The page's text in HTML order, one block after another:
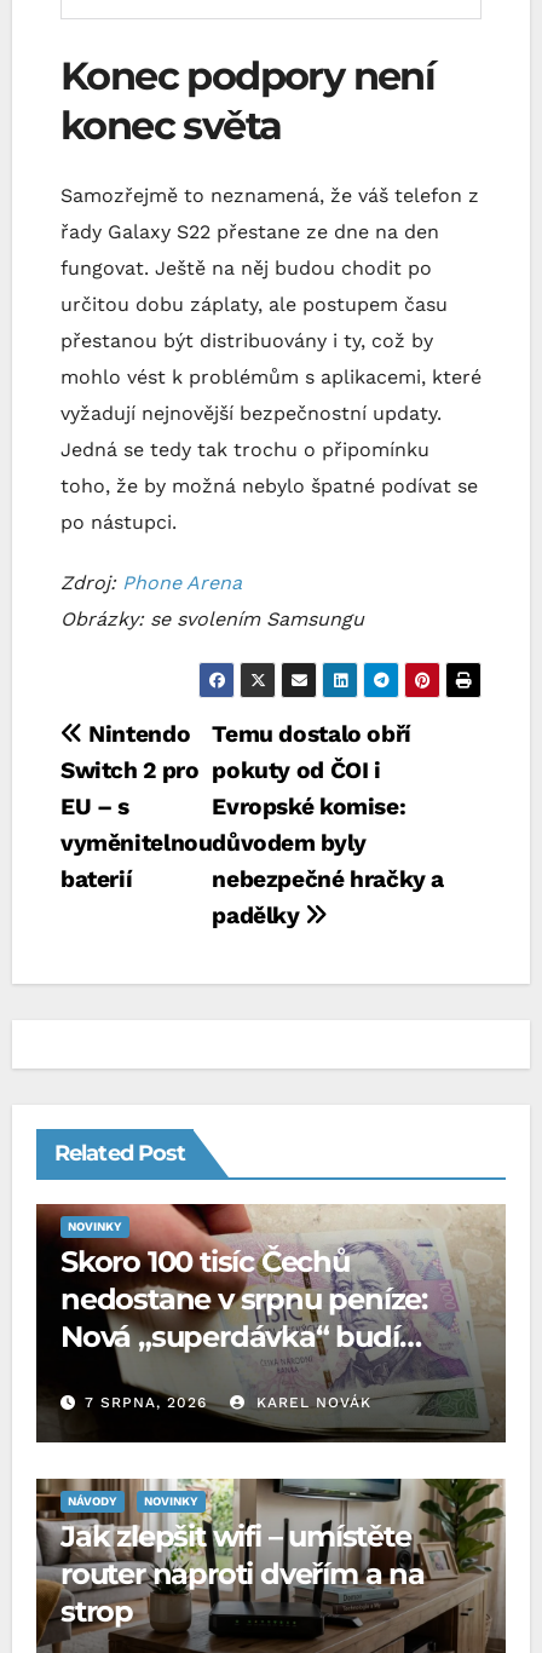
Konec podpory není
konec světa
Samozřejmě to neznamená, že váš telefon z
řady Galaxy S22 přestane ze dne na den
fungovat. Ještě na něj budou chodit po
určitou dobu záplaty, ale postupem času
přestanou být distribuovány i ty, což by
mohlo vést k problémům s aplikacemi, které
vyžadují nejnovější bezpečnostní updaty.
Jedná se tedy tak trochu o připomínku
toho, že by možná nebylo špatné podívat se
po nástupci.
Zdroj: Phone Arena
Obrázky: se svolením Samsungu
Navigace
pro
příspěvek
Temu dostalo obří
pokuty od ČOI i
Evropské komise:
důvodem byly
nebezpečné hračky a
padělky
Nintendo
Switch 2 pro
EU – s
vyměnitelnou
baterií
Related Post
NOVINKY
Skoro 100 tisíc Čechů
nedostane v srpnu peníze:
Nová „superdávka“ budí
rozpaky
7 SRPNA, 2026 KAREL NOVÁK
NÁVODY NOVINKY
Jak zlepšit wifi – umístěte
router naproti dveřím a na
strop